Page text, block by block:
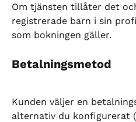
Om tjänsten tillåter det
registrerade barn i sin
som bokningen gäller.
Betalningsmetod
Kunden väljer en
alternativ du konfigurerat